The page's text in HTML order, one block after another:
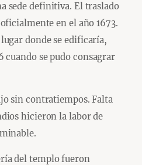
sede definitiva. El traslado
en el año 1673.
donde se edificaría,
cuando se pudo consagrar
sin contratiempos. Falta
hicieron la labor de
del templo fueron